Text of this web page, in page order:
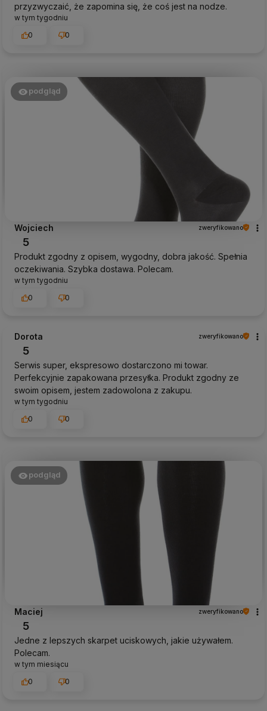
przyzwyczaić, że zapomina się, że coś jest na nodze.
w tym tygodniu
0
0
podgląd
Wojciech zweryfikowano
5
Produkt zgodny z opisem, wygodny, dobra jakość. Spełnia
oczekiwania. Szybka dostawa. Polecam.
w tym tygodniu
0
0
Dorota zweryfikowano
5
Serwis super, ekspresowo dostarczono mi towar.
Perfekcyjnie zapakowana przesyłka. Produkt zgodny ze
swoim opisem, jestem zadowolona z zakupu.
w tym tygodniu
0
0
podgląd
Maciej zweryfikowano
5
Jedne z lepszych skarpet uciskowych, jakie używałem.
Polecam.
w tym miesiącu
0
0